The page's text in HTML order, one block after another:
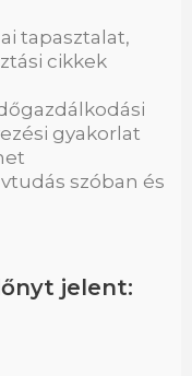
tapasztalat,
cikkek
gyakorlat
szóban és
jelent: